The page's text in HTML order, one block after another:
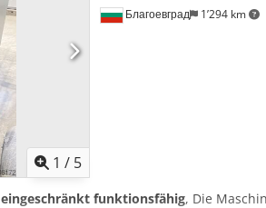
1 / 5
Благоевград 1’294 km
eingeschränkt funktionsfähig, Die